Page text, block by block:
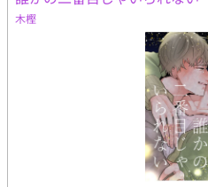
こで今回、BL作品を執筆するこ
もBLなのです。 歳の差など関係
かれたのでした。 世間からは変
りませんが、数年前から同性婚な
も認知され、当たり前の世界に
そんな世界に私はエールを送り
シリーズ『BL男達の性事情』を
い。 皆様の何かのお役に立
木樫